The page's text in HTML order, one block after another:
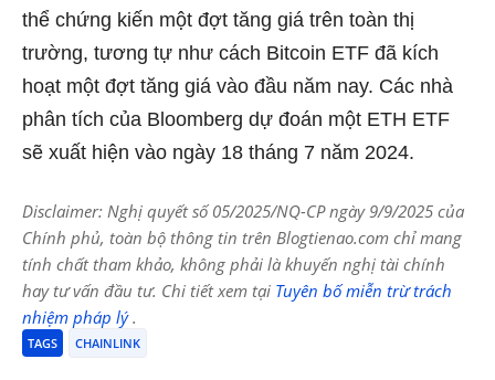
thể chứng kiến ​​một đợt tăng giá trên toàn thị
trường, tương tự như cách Bitcoin ETF đã kích
hoạt một đợt tăng giá vào đầu năm nay. Các nhà
phân tích của Bloomberg dự đoán một ETH ETF
sẽ xuất hiện vào ngày 18 tháng 7 năm 2024.
Disclaimer: Nghị quyết số 05/2025/NQ-CP ngày 9/9/2025 của
Chính phủ, toàn bộ thông tin trên Blogtienao.com chỉ mang
tính chất tham khảo, không phải là khuyến nghị tài chính
hay tư vấn đầu tư. Chi tiết xem tại Tuyên bố miễn trừ trách
nhiệm pháp lý.
TAGS CHAINLINK